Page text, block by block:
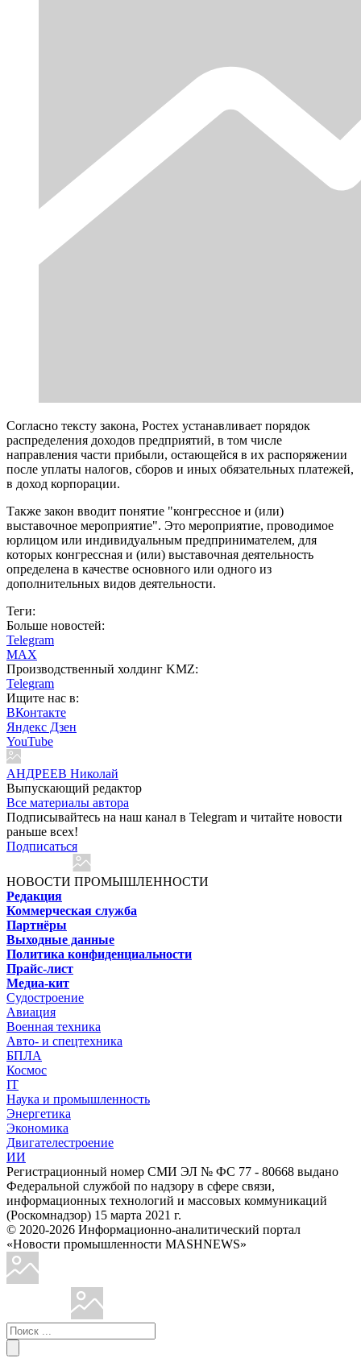
Согласно тексту закона, Ростех устанавливает порядок
распределения доходов предприятий, в том числе
направления части прибыли, остающейся в их распоряжении
после уплаты налогов, сборов и иных обязательных платежей,
в доход корпорации.
Также закон вводит понятие "конгрессное и (или)
выставочное мероприятие". Это мероприятие, проводимое
юрлицом или индивидуальным предпринимателем, для
которых конгрессная и (или) выставочная деятельность
определена в качестве основного или одного из
дополнительных видов деятельности.
Теги:
Больше новостей:
Telegram
MAX
Производственный холдинг KMZ:
Telegram
Ищите нас в:
ВКонтакте
Яндекс Дзен
YouTube
АНДРЕЕВ Николай
Выпускающий редактор
Все материалы автора
Подписывайтесь на наш канал в Telegram и читайте новости
раньше всех!
Подписаться
НОВОСТИ ПРОМЫШЛЕННОСТИ
Редакция
Коммерческая служба
Партнёры
Выходные данные
Политика конфиденциальности
Прайс-лист
Медиа-кит
Судостроение
Авиация
Военная техника
Авто- и спецтехника
БПЛА
Космос
IT
Наука и промышленность
Энергетика
Экономика
Двигателестроение
ИИ
Регистрационный номер СМИ ЭЛ № ФС 77 - 80668 выдано
Федеральной службой по надзору в сфере связи,
информационных технологий и массовых коммуникаций
(Роскомнадзор) 15 марта 2021 г.
© 2020-2026 Информационно-аналитический портал
«Новости промышленности MASHNEWS»